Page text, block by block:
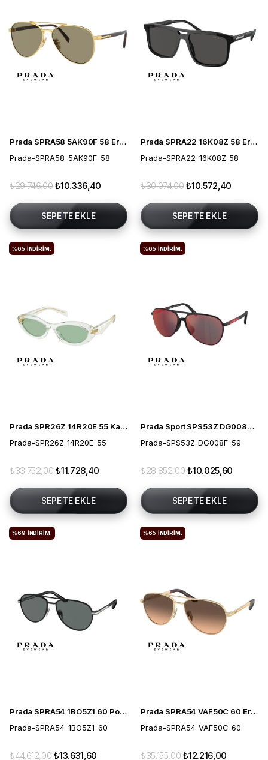
Prada SPRA58 5AK90F 58 Erkek Güneş Gözlüğü
Prada-SPRA58-5AK90F-58
₺10.336,40
₺29.746,00
SEPETE EKLE
Prada SPRA22 16K08Z 58 Erkek Güneş Gözlüğü
Prada-SPRA22-16K08Z-58
₺10.572,40
₺30.074,00
SEPETE EKLE
Prada SPR26Z 14R20E 55 Kadın Güneş Gözlüğü
Prada-SPR26Z-14R20E-55
₺11.728,40
₺33.752,00
SEPETE EKLE
%65 İNDIRIM.
Prada Sport SPS53Z DG008F 59 Erkek Güneş Gözlüğü
Prada-SPS53Z-DG008F-59
₺10.025,60
₺28.852,00
SEPETE EKLE
%65 İNDIRIM.
Prada SPRA54 1BO5Z1 60 Polarize Erkek Güneş Gözlüğü
Prada-SPRA54-1BO5Z1-60
₺13.631,60
₺44.612,00
%69 İNDIRIM.
Prada SPRA54 VAF50C 60 Erkek Güneş Gözlüğü
Prada-SPRA54-VAF50C-60
₺12.216,00
₺35.155,00
%65 İNDIRIM.